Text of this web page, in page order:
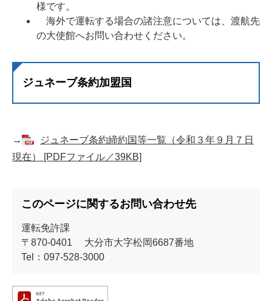
様です。
海外で運転する場合の諸注意については、渡航先
の大使館へお問い合わせください。
ジュネーブ条約加盟国
→
ジュネーブ条約締約国等一覧（令和３年９月７日
現在） [PDFファイル／39KB]
このページに関するお問い合わせ先
運転免許課
〒870-0401
大分市大字松岡6687番地
Tel：097-528-3000